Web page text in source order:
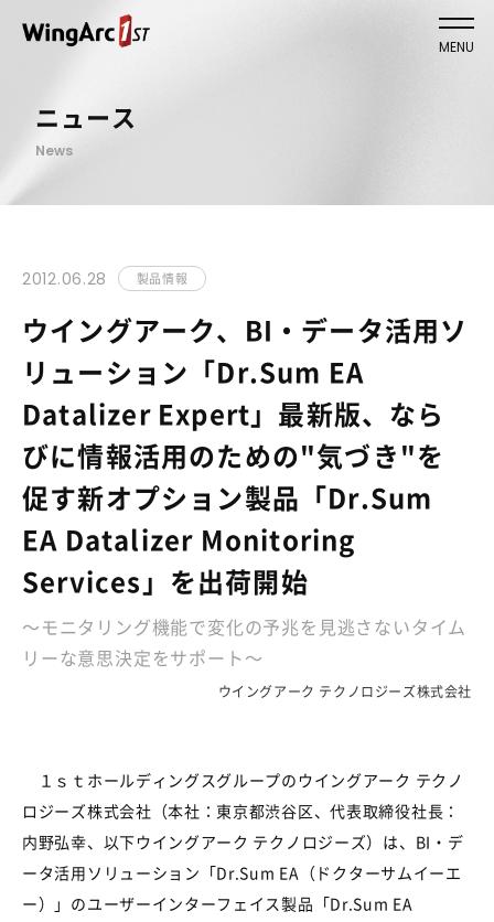
MENU
ニュース
News
2012.06.28 製品情報
ウイングアーク、BI・データ活用ソ
リューション「Dr.Sum EA
Datalizer Expert」最新版、なら
びに情報活用のための"気づき"を
促す新オプション製品「Dr.Sum
EA Datalizer Monitoring
Services」を出荷開始
～モニタリング機能で変化の予兆を見逃さないタイム
リーな意思決定をサポート～
ウイングアーク テクノロジーズ株式会社
１ｓｔホールディングスグループのウイングアーク テクノ
ロジーズ株式会社（本社：東京都渋谷区、代表取締役社長：
内野弘幸、以下ウイングアーク テクノロジーズ）は、BI・デ
ータ活用ソリューション「Dr.Sum EA（ドクターサムイーエ
ー）」のユーザーインターフェイス製品「Dr.Sum EA